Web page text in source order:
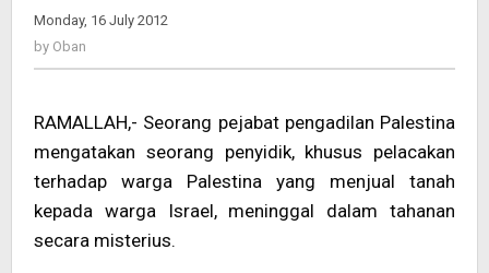
-:-
Monday, 16 July 2012
by Oban
RAMALLAH,- Seorang pejabat pengadilan Palestina
mengatakan seorang penyidik, khusus pelacakan
terhadap warga Palestina yang menjual tanah
kepada warga Israel, meninggal dalam tahanan
secara misterius.